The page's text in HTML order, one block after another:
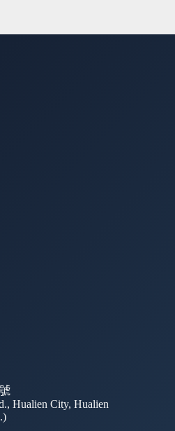
Hualien City, Hualien